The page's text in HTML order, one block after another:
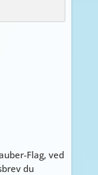
Flag, ved
du